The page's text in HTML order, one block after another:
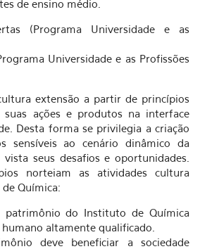
de ensino médio.
(Programa Universidade e as
Universidade e as Profissões
extensão a partir de princípios
ações e produtos na interface
Desta forma se privilegia a criação
sensíveis ao cenário dinâmico da
seus desafios e oportunidades.
norteiam as atividades cultura
Química:
patrimônio do Instituto de Química
altamente qualificado.
deve beneficiar a sociedade